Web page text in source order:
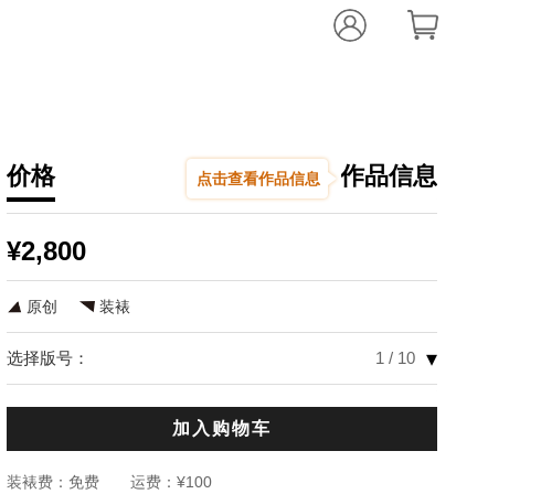
价格 点击查看作品信息 作品信息
¥2,800
原创 装裱
选择版号： ▾
1 / 10
加入购物车
装裱费： 免费 运费： ¥100
朱立群
威尼斯的风情
城市，像流淌